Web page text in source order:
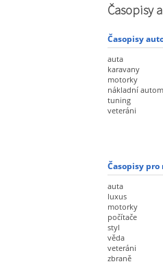
Časopisy
Časopisy
auta
karavany
motorky
nákladní
tuning
veteráni
Časopisy pro
auta
luxus
motorky
počítače
styl
věda
veteráni
zbraně